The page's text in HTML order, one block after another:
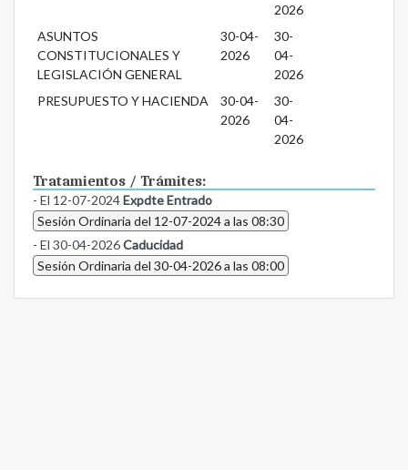
2026
ASUNTOS
CONSTITUCIONALES Y
LEGISLACIÓN GENERAL
30-04-
2026
30-
04-
2026
PRESUPUESTO Y HACIENDA
30-04-
2026
30-
04-
2026
Tratamientos / Trámites:
- El 12-07-2024Expdte Entrado
Sesión Ordinaria del 12-07-2024 a las 08:30
- El 30-04-2026Caducidad
Sesión Ordinaria del 30-04-2026 a las 08:00